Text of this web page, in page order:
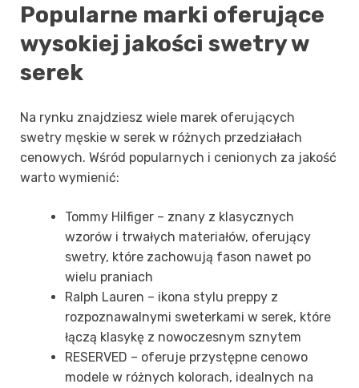
Popularne marki oferujące
wysokiej jakości swetry w
serek
Na rynku znajdziesz wiele marek oferujących
swetry męskie w serek w różnych przedziałach
cenowych. Wśród popularnych i cenionych za jakość
warto wymienić:
Tommy Hilfiger – znany z klasycznych
wzorów i trwałych materiałów, oferujący
swetry, które zachowują fason nawet po
wielu praniach
Ralph Lauren – ikona stylu preppy z
rozpoznawalnymi sweterkami w serek, które
łączą klasykę z nowoczesnym sznytem
RESERVED – oferuje przystępne cenowo
modele w różnych kolorach, idealnych na